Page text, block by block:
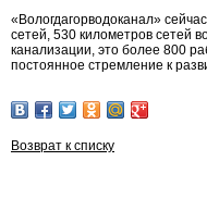
«Вологдагорводоканал»
сетей, 530 километров сетей
канализации, это более 800
постоянное стремление к
Возврат к списку